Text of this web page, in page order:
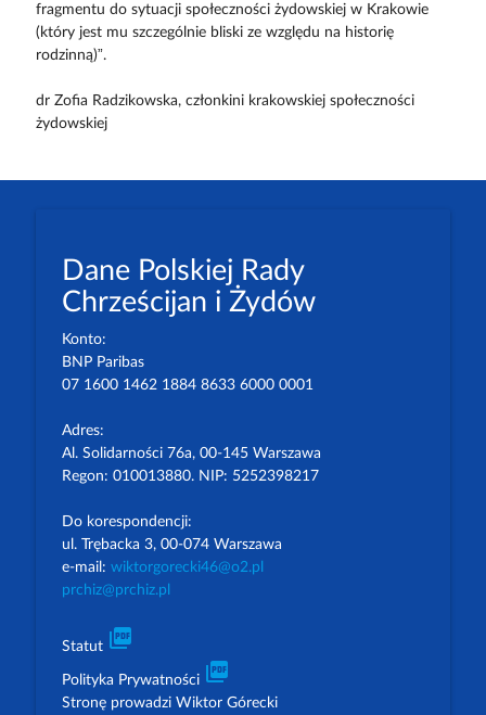
fragmentu do sytuacji społeczności żydowskiej w Krakowie
(który jest mu szczególnie bliski ze względu na historię
rodzinną)”.
dr Zofia Radzikowska, członkini krakowskiej społeczności
żydowskiej
Dane Polskiej Rady
Chrześcijan i Żydów
Konto:
BNP Paribas
07 1600 1462 1884 8633 6000 0001
Adres:
Al. Solidarności 76a, 00-145 Warszawa
Regon: 010013880. NIP: 5252398217
Do korespondencji:
ul. Trębacka 3, 00-074 Warszawa
e-mail: wiktorgorecki46@o2.pl
prchiz@prchiz.pl
Statut picture_as_pdf
Polityka Prywatności picture_as_pdf
Stronę prowadzi Wiktor Górecki